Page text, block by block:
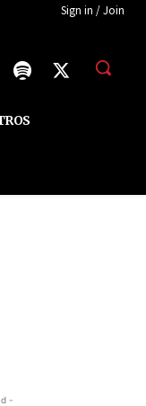
Sign in / Join
-